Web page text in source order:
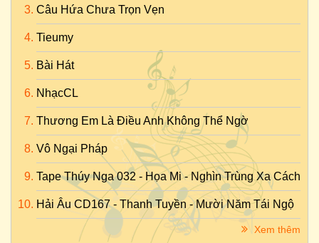
Câu Hứa Chưa Trọn Vẹn
Tieumy
Bài Hát
NhạcCL
Thương Em Là Điều Anh Không Thể Ngờ
Vô Ngại Pháp
Tape Thúy Nga 032 - Họa Mi - Nghìn Trùng Xa Cách
Hải Âu CD167 - Thanh Tuyền - Mười Năm Tái Ngộ
Xem thêm